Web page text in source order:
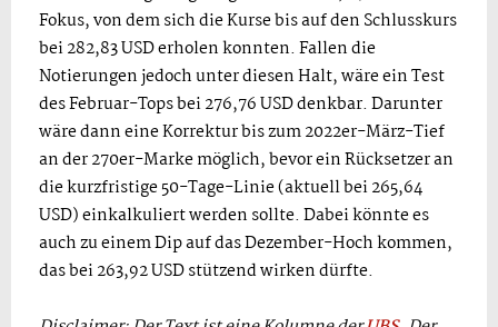
Fokus, von dem sich die Kurse bis auf den Schlusskurs
bei 282,83 USD erholen konnten. Fallen die
Notierungen jedoch unter diesen Halt, wäre ein Test
des Februar-Tops bei 276,76 USD denkbar. Darunter
wäre dann eine Korrektur bis zum 2022er-März-Tief
an der 270er-Marke möglich, bevor ein Rücksetzer an
die kurzfristige 50-Tage-Linie (aktuell bei 265,64
USD) einkalkuliert werden sollte. Dabei könnte es
auch zu einem Dip auf das Dezember-Hoch kommen,
das bei 263,92 USD stützend wirken dürfte.